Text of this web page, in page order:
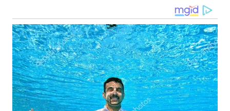
NUSANTARA
WN
JOGJA
WN
JATIM